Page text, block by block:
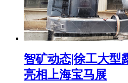
智矿动态|徐工大型
亮相上海宝马展